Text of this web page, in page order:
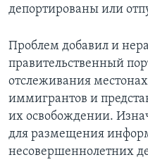
депортированы или
Проблем добавил и
правительственный
отслеживания
иммигрантов и
их освобождении.
для размещения
несовершеннолетних